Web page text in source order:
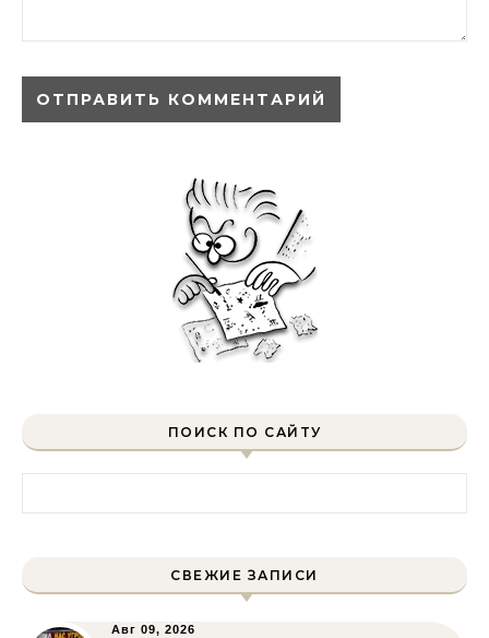
ПОИСК ПО САЙТУ
СВЕЖИЕ ЗАПИСИ
Авг 09, 2026